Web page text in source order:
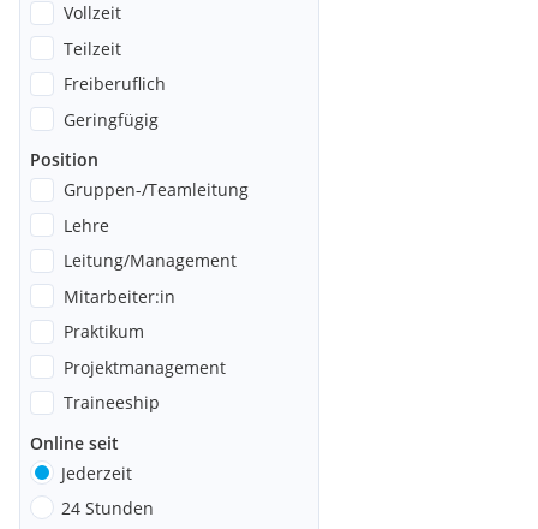
Vollzeit
Teilzeit
Freiberuflich
Geringfügig
Position
Gruppen-/Teamleitung
Lehre
Leitung/Management
Mitarbeiter:in
Praktikum
Projektmanagement
Traineeship
Online seit
Jederzeit
24 Stunden